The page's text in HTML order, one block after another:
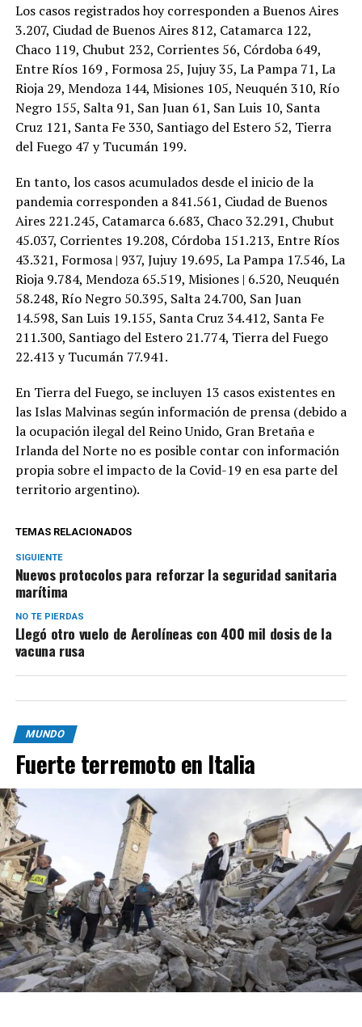
Los casos registrados hoy corresponden a Buenos Aires
3.207, Ciudad de Buenos Aires 812, Catamarca 122,
Chaco 119, Chubut 232, Corrientes 56, Córdoba 649,
Entre Ríos 169 , Formosa 25, Jujuy 35, La Pampa 71, La
Rioja 29, Mendoza 144, Misiones 105, Neuquén 310, Río
Negro 155, Salta 91, San Juan 61, San Luis 10, Santa
Cruz 121, Santa Fe 330, Santiago del Estero 52, Tierra
del Fuego 47 y Tucumán 199.
En tanto, los casos acumulados desde el inicio de la
pandemia corresponden a 841.561, Ciudad de Buenos
Aires 221.245, Catamarca 6.683, Chaco 32.291, Chubut
45.037, Corrientes 19.208, Córdoba 151.213, Entre Ríos
43.321, Formosa | 937, Jujuy 19.695, La Pampa 17.546, La
Rioja 9.784, Mendoza 65.519, Misiones | 6.520, Neuquén
58.248, Río Negro 50.395, Salta 24.700, San Juan
14.598, San Luis 19.155, Santa Cruz 34.412, Santa Fe
211.300, Santiago del Estero 21.774, Tierra del Fuego
22.413 y Tucumán 77.941.
En Tierra del Fuego, se incluyen 13 casos existentes en
las Islas Malvinas según información de prensa (debido a
la ocupación ilegal del Reino Unido, Gran Bretaña e
Irlanda del Norte no es posible contar con información
propia sobre el impacto de la Covid-19 en esa parte del
territorio argentino).
TEMAS RELACIONADOS
SIGUIENTE
Nuevos protocolos para reforzar la seguridad sanitaria
marítima
NO TE PIERDAS
Llegó otro vuelo de Aerolíneas con 400 mil dosis de la
vacuna rusa
MUNDO
Fuerte terremoto en Italia